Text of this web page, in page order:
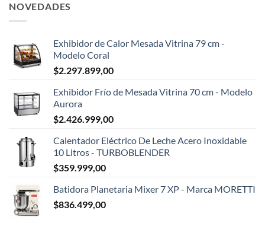
NOVEDADES
Exhibidor de Calor Mesada Vitrina 79 cm -
Modelo Coral
$2.297.899,00
Exhibidor Frío de Mesada Vitrina 70 cm - Modelo
Aurora
$2.426.999,00
Calentador Eléctrico De Leche Acero Inoxidable
10 Litros - TURBOBLENDER
$359.999,00
Batidora Planetaria Mixer 7 XP - Marca MORETTI
$836.499,00